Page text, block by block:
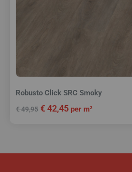
Robusto Click SRC Smoky
€49,95 €42,45 per m²